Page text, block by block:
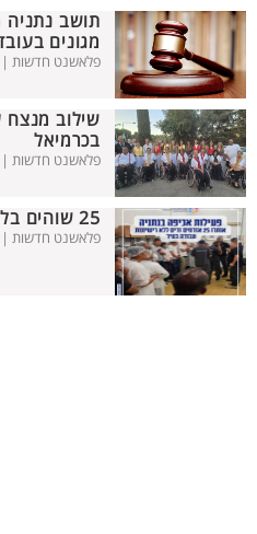
תושב
מגונים
פלאשנט חדשות |
שילוב
בכרמיאל
פלאשנט חדשות |
25 שוהים בלתי חוקיים נתפסו בנתניה
פלאשנט חדשות |